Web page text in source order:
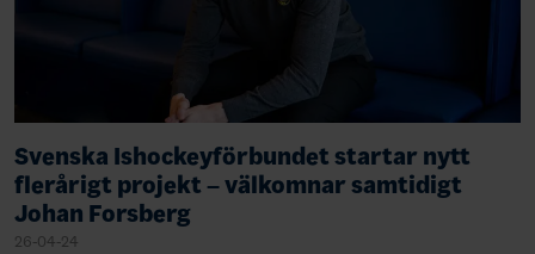
Svenska Ishockeyförbundet startar nytt
flerårigt projekt – välkomnar samtidigt
Johan Forsberg
26-04-24